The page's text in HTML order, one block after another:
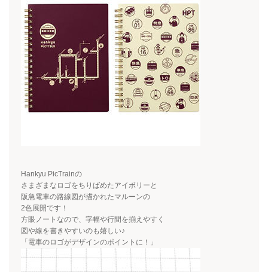
Hankyu PicTrainの
さまざまなロゴをちりばめたアイボリーと
阪急電車の路線図が描かれたマルーンの
2色展開です！
方眼ノートなので、字幅や行間を揃えやすく
図や線を書きやすいのも嬉しい♪
「電車のロゴがデザインのポイントに！」